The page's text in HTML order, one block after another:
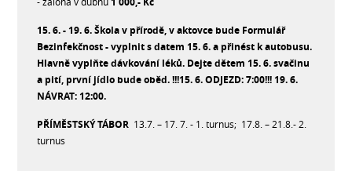
15. 6. - 19. 6. Škola v přírodě, v aktovce bude Formulář
Bezinfekčnost - vyplnit s datem 15. 6. a přinést k autobusu.
Hlavně vyplňte dávkování léků. Dejte dětem 15. 6. svačinu
a pití, první jídlo bude oběd. !!!15. 6. ODJEZD: 7:00!!! 19. 6.
NÁVRAT: 12:00.
PŘÍMĚSTSKÝ TÁBOR 13.7. – 17. 7. - 1. turnus; 17.8. – 21.8.- 2.
turnus